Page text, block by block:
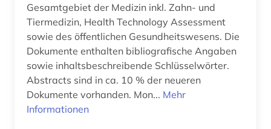
Gesamtgebiet der Medizin inkl. Zahn- und
Tiermedizin, Health Technology Assessment
sowie des öffentlichen Gesundheitswesens. Die
Dokumente enthalten bibliografische Angaben
sowie inhaltsbeschreibende Schlüsselwörter.
Abstracts sind in ca. 10 % der neueren
Dokumente vorhanden. Mon... Mehr
Informationen